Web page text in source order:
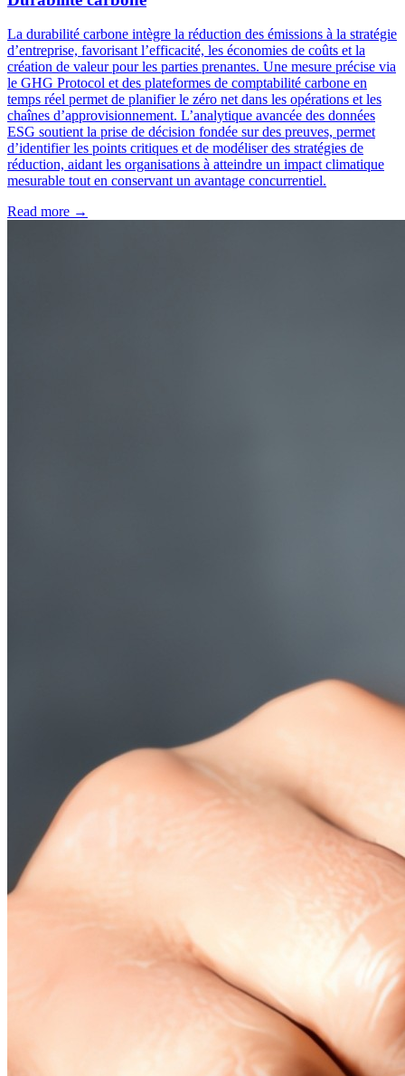
La durabilité carbone intègre la réduction des émissions à la stratégie
d’entreprise, favorisant l’efficacité, les économies de coûts et la
création de valeur pour les parties prenantes. Une mesure précise via
le GHG Protocol et des plateformes de comptabilité carbone en
temps réel permet de planifier le zéro net dans les opérations et les
chaînes d’approvisionnement. L’analytique avancée des données
ESG soutient la prise de décision fondée sur des preuves, permet
d’identifier les points critiques et de modéliser des stratégies de
réduction, aidant les organisations à atteindre un impact climatique
mesurable tout en conservant un avantage concurrentiel.
Read more →